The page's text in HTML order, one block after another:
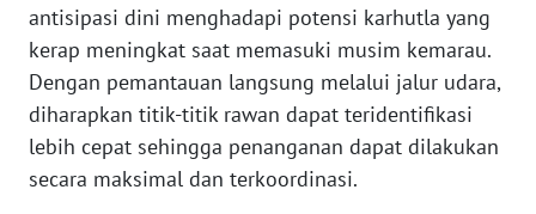
antisipasi dini menghadapi potensi karhutla yang
kerap meningkat saat memasuki musim kemarau.
Dengan pemantauan langsung melalui jalur udara,
diharapkan titik-titik rawan dapat teridentifikasi
lebih cepat sehingga penanganan dapat dilakukan
secara maksimal dan terkoordinasi.
WN
BANTEN
NTT